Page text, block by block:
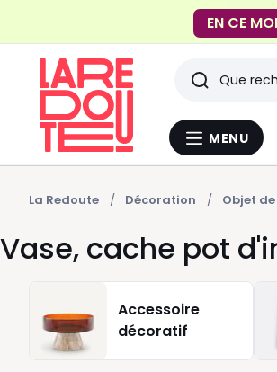
EN CE
Menu
MENU
Rechercher
vus
La Redoute Décoration Objet
Vase, cache pot
Accessoire
décoratif